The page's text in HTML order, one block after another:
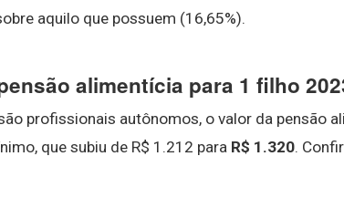
aquilo que possuem (16,65%).
alimentícia para 1 filho
profissionais autônomos, o valor da pensão
que subiu de R$ 1.212 para R$ 1.320.